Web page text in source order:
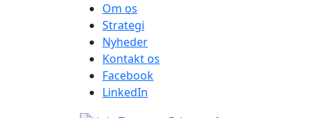
Om os
Strategi
Nyheder
Kontakt os
Facebook
LinkedIn